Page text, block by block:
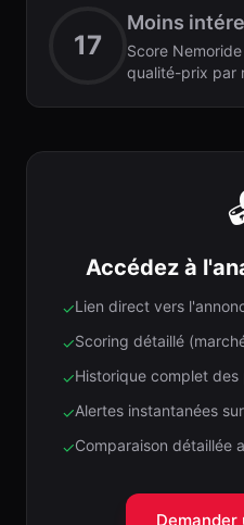
17
Moins
Score
qualité-prix par
Accédez à
✓Lien direct vers
✓Scoring détaillé
✓Historique complet
✓Alertes instantanées
✓Comparaison détaillée
Demander